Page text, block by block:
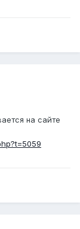
на сайте